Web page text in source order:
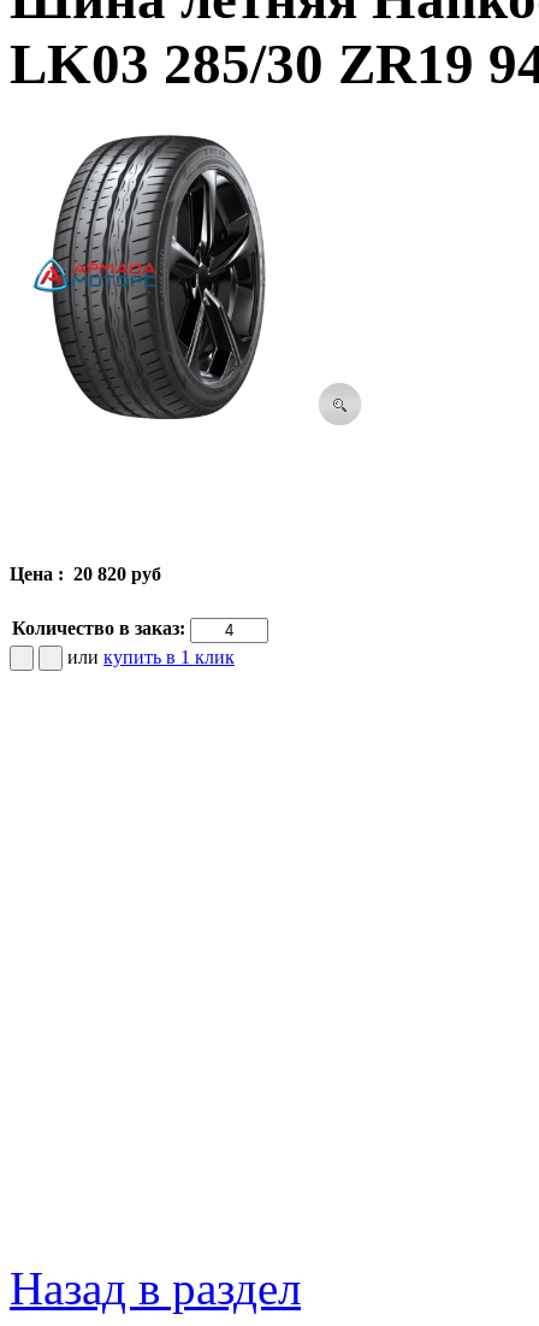
LK03 285/30 ZR19
Цена : 20 820 руб
Количество в заказ:
или купить в 1 клик
Назад в раздел